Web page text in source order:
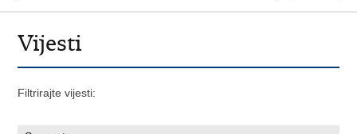
Vijesti
Filtrirajte vijesti: